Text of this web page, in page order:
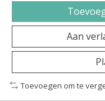
Aan
Toevoegen om te